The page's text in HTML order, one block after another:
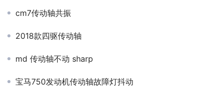
cm7传动轴共振
2018款四驱传动轴
md 传动轴不动 sharp
宝马750发动机传动轴故障灯抖动